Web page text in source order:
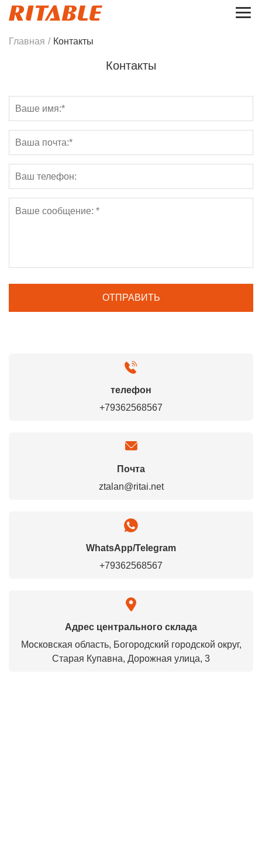
Главная / Контакты
Контакты
телефон
+79362568567
Почта
ztalan@ritai.net
WhatsApp/Telegram
+79362568567
Адрес центрального склада
Московская область, Богородский городской округ,
Старая Купавна, Дорожная улица, 3